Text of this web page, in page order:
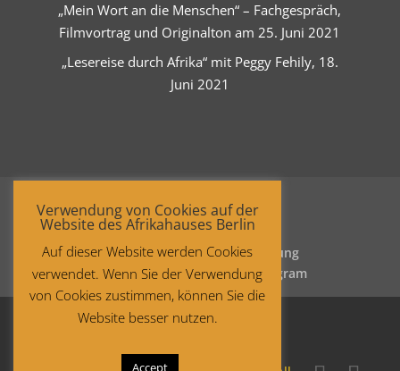
„Mein Wort an die Menschen“ – Fachgespräch,
Filmvortrag und Originalton am 25. Juni 2021
„Lesereise durch Afrika“ mit Peggy Fehily, 18.
Juni 2021
Startseite
Datenschutzerklärung
Impressum
Facebook Instagram
Verwendung von Cookies auf der
Website des Afrikahauses Berlin
Auf dieser Website werden Cookies
verwendet. Wenn Sie der Verwendung
von Cookies zustimmen, können Sie die
Website besser nutzen.
Accept